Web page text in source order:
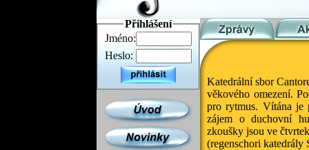
Přihlášení
Jméno:
Heslo:
Katedrální sbor
věkového omezení.
pro rytmus. Vítána je
zájem o duchovní
zkoušky jsou ve
(regenschori katedrály